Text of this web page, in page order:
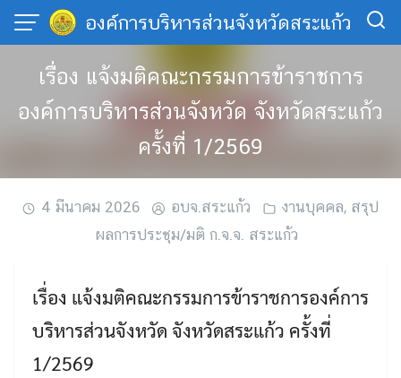
Skip
องค์การบริหารส่วนจังหวัดสระแก้ว
เรื่อง แจ้งมติคณะกรรมการข้าราชการ
องค์การบริหารส่วนจังหวัด จังหวัดสระแก้ว
ครั้งที่ 1/2569
4 มีนาคม 2026 อบจ.สระแก้ว งานบุคคล, สรุป
ผลการประชุม/มติ ก.จ.จ. สระแก้ว
เรื่อง แจ้งมติคณะกรรมการข้าราชการองค์การ
บริหารส่วนจังหวัด จังหวัดสระแก้ว ครั้งที่
1/2569